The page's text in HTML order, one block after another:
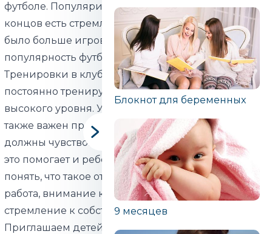
футболе. Популяризация футбола в конце
концов есть стремление к тому, чтобы у молодежи
было больше игровых площадок и чтобы
популярность футбола как вида спорта возрастала.
Тренировки в клубе сбалансированы, а тренеры
постоянно тренируются сами для поддержания
высокого уровня. Усилия и результаты важны, но
также важен процесс. Дети и молодые люди
должны чувствовать, что их вклад ценится. Все
это помогает и ребенку и молодому человеку
понять, что такое ответственность, командная
работа, внимание к другим и что самое главное,
стремление к собственным целям.
Приглашаем детей и молодых людей всех
Блокнот для беременных
9 месяцев